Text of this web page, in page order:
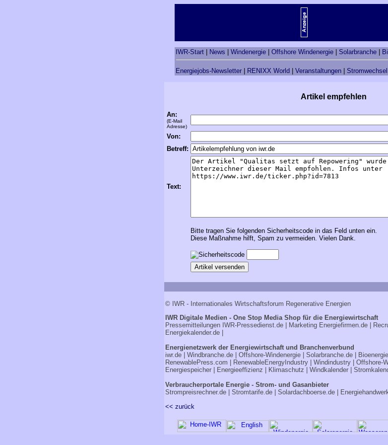
IWR-Start News Windenergie Offshore Windenergie Solarbranche
Energiejobs-Newsletter RENIXX World Veranstaltungen Stromwechsel
Artikel empfehlen
An:
(E-Mail
Adresse)
Von:
Betreff:
Text:
Bitte tragen Sie folgenden Sicherheitscode in das Feld unten ein.
Diese Maßnahme hilft, Spam zu vermeiden. Vielen Dank.
© IWR - Internationales Wirtschaftsforum Regenerative Energien
IWR Digitale Medien - One Stop Media Shop für die Energiewirtschaft
Pressemitteilungen IWR-Pressedienst.de| Marketing Energiefirmen.de|
Energiekalender.de|
Energienetzwerk der Energiewirtschaft und Branchenverbund
iwr.de| Windbranche.de| Offshore-Windenergie| Solarbranche.de|
RenewablePress.com
RenewableEnergyIndustry| Windindustry| Offshore-
Energiespeicher| Energieeffizienz Klimaschutz Windkalender|
Verbraucherportale Energie - Strom- und Gasanbieter
Strompreisrechner.de| Stromtarife.de| Solardachboerse.de|
<< zurück